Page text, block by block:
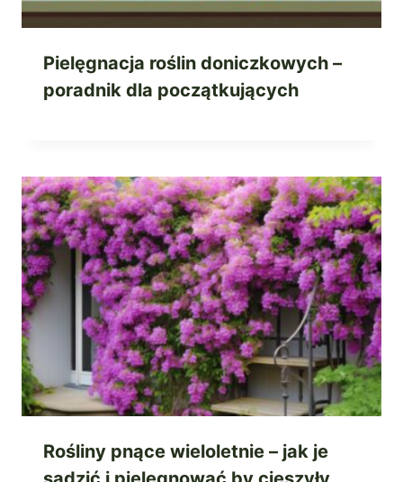
Pielęgnacja roślin doniczkowych –
poradnik dla początkujących
Rośliny pnące wieloletnie – jak je